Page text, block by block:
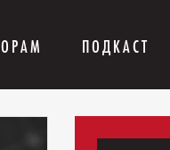
ПОДКАСТ